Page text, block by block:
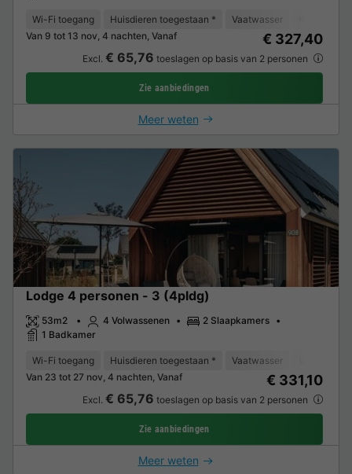
Wi-Fi toegang Huisdieren toegestaan * Vaatwasser
Van 9 tot 13 nov, 4 nachten, Vanaf
€ 327,40
Excl. € 65,76 toeslagen op basis van 2 personen
Zie aanbiedingen
Meer weten
Lodge 4 personen - 3 (4pldg)
53m2 4 Volwassenen
2 Slaapkamers
1 Badkamer
Wi-Fi toegang Huisdieren toegestaan * Vaatwasser
Van 23 tot 27 nov, 4 nachten, Vanaf
€ 331,10
Excl. € 65,76 toeslagen op basis van 2 personen
Zie aanbiedingen
Meer weten